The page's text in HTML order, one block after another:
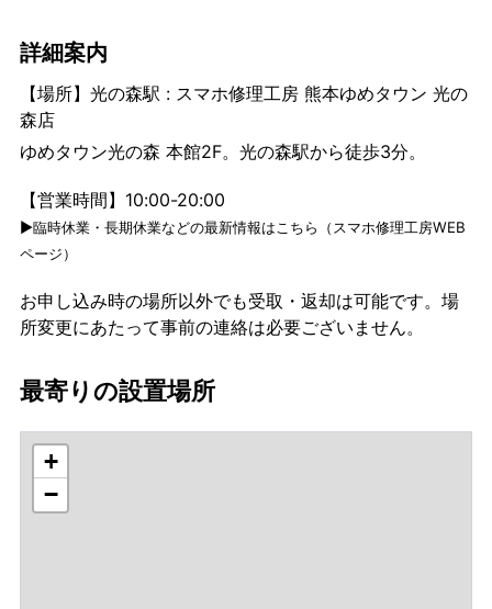
詳細案内
【場所】光の森駅 : スマホ修理工房 熊本ゆめタウン 光の
森店
ゆめタウン光の森 本館2F。光の森駅から徒歩3分。
【営業時間】10:00-20:00
▶臨時休業・長期休業などの最新情報はこちら（スマホ修理工房WEB
ページ）
お申し込み時の場所以外でも受取・返却は可能です。場
所変更にあたって事前の連絡は必要ございません。
最寄りの設置場所
+
−